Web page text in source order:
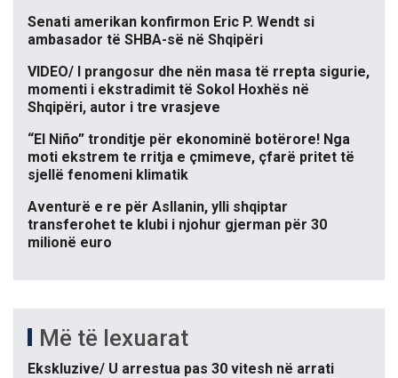
Senati amerikan konfirmon Eric P. Wendt si
ambasador të SHBA-së në Shqipëri
VIDEO/ I prangosur dhe nën masa të rrepta sigurie,
momenti i ekstradimit të Sokol Hoxhës në
Shqipëri, autor i tre vrasjeve
“El Niño” tronditje për ekonominë botërore! Nga
moti ekstrem te rritja e çmimeve, çfarë pritet të
sjellë fenomeni klimatik
Aventurë e re për Asllanin, ylli shqiptar
transferohet te klubi i njohur gjerman për 30
milionë euro
Më të lexuarat
Ekskluzive/ U arrestua pas 30 vitesh në arrati